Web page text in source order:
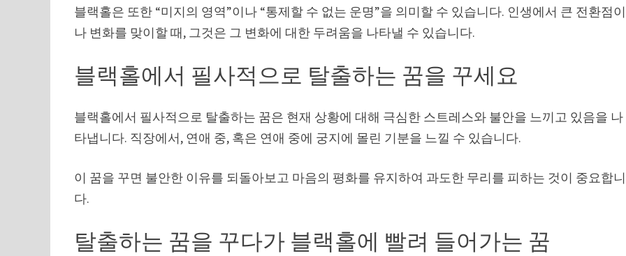
블랙홀은 또한 “미지의 영역”이나 “통제할 수 없는 운명”을 의미할 수 있습니다. 인생에서 큰 전환점이
나 변화를 맞이할 때, 그것은 그 변화에 대한 두려움을 나타낼 수 있습니다.
블랙홀에서 필사적으로 탈출하는 꿈을 꾸세요
블랙홀에서 필사적으로 탈출하는 꿈은 현재 상황에 대해 극심한 스트레스와 불안을 느끼고 있음을 나
타냅니다. 직장에서, 연애 중, 혹은 연애 중에 궁지에 몰린 기분을 느낄 수 있습니다.
이 꿈을 꾸면 불안한 이유를 되돌아보고 마음의 평화를 유지하여 과도한 무리를 피하는 것이 중요합니
다.
탈출하는 꿈을 꾸다가 블랙홀에 빨려 들어가는 꿈